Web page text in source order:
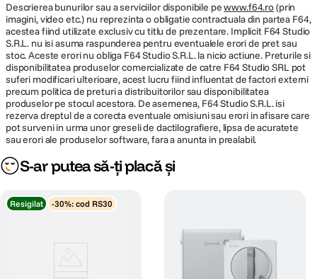
Descrierea bunurilor sau a serviciilor disponibile pewww.f64.ro(prin
imagini, video etc.) nu reprezinta o obligatie contractuala din partea F64,
acestea fiind utilizate exclusiv cu titlu de prezentare. Implicit F64 Studio
S.R.L. nu isi asuma raspunderea pentru eventualele erori de pret sau
stoc. Aceste erori nu obliga F64 Studio S.R.L. la nicio actiune. Preturile si
disponibilitatea produselor comercializate de catre F64 Studio SRL pot
suferi modificari ulterioare, acest lucru fiind influentat de factori externi
precum politica de preturi a distribuitorilor sau disponibilitatea
produselor pe stocul acestora. De asemenea, F64 Studio S.R.L. isi
rezerva dreptul de a corecta eventuale omisiuni sau erori in afisare care
pot surveni in urma unor greseli de dactilografiere, lipsa de acuratete
sau erori ale produselor software, fara a anunta in prealabil.
S-ar putea să-ți placă și
Resigilat -30%: cod RS30